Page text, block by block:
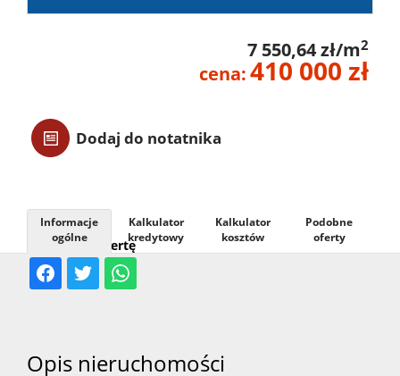
Usługi
7 550,64 zł/m2
cena:410 000 zł
Dodaj do notatnika
Udostępnij ofertę
Informacje
ogólne
Kalkulator
kredytowy
Kalkulator
kosztów
Podobne
oferty
Opis nieruchomości